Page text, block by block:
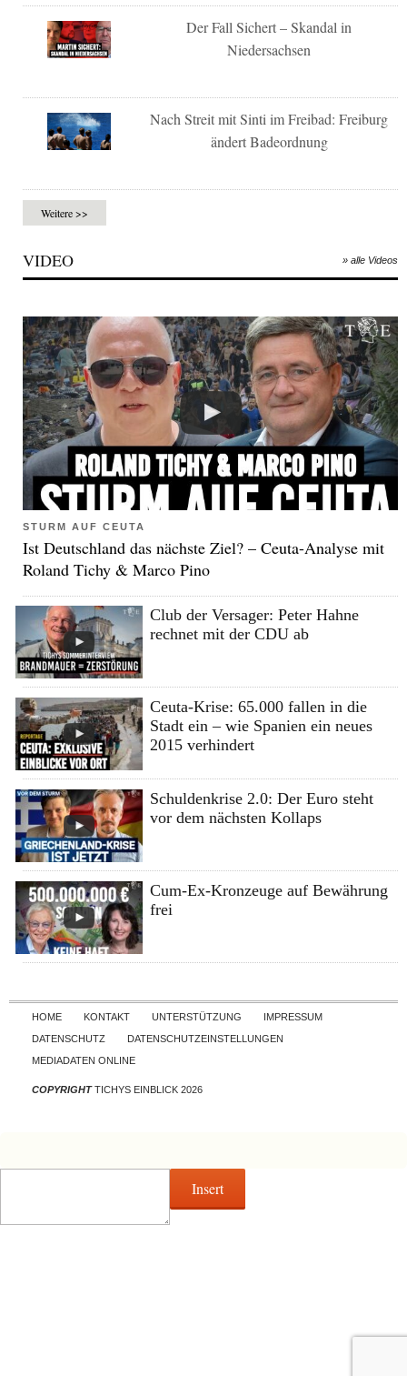
Der Fall Sichert – Skandal in
Niedersachsen
Nach Streit mit Sinti im Freibad: Freiburg
ändert Badeordnung
Weitere >>
VIDEO » alle Videos
STURM AUF CEUTA
Ist Deutschland das nächste Ziel? – Ceuta-Analyse mit
Roland Tichy & Marco Pino
Club der Versager: Peter Hahne
rechnet mit der CDU ab
Ceuta-Krise: 65.000 fallen in die
Stadt ein – wie Spanien ein neues
2015 verhindert
Schuldenkrise 2.0: Der Euro steht
vor dem nächsten Kollaps
Cum-Ex-Kronzeuge auf Bewährung
frei
Skip to content
HOME KONTAKT UNTERSTÜTZUNG
IMPRESSUM
DATENSCHUTZ
DATENSCHUTZEINSTELLUNGEN
MEDIADATEN ONLINE
COPYRIGHTTICHYS EINBLICK 2026
Insert